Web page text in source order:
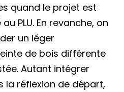
quand le projet est
PLU. En revanche, on
un léger
de bois différente
Autant intégrer
la réflexion de départ,